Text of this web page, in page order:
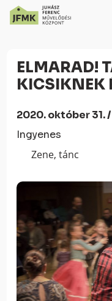
Content
navigációhoz
ELMARAD! TÁNCHÁZ
KICSIKNEK
2020. október 31.
Ingyenes
Zene, tánc